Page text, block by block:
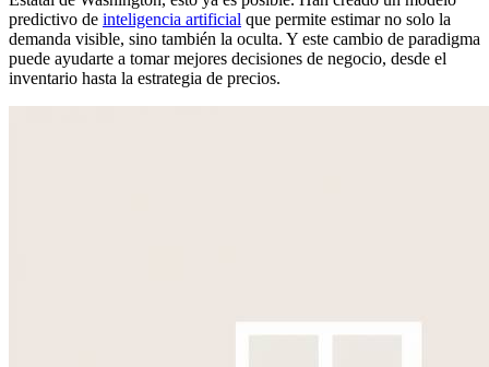
predictivo de inteligencia artificial que permite estimar no solo la
demanda visible, sino también la oculta. Y este cambio de paradigma
puede ayudarte a tomar mejores decisiones de negocio, desde el
inventario hasta la estrategia de precios.